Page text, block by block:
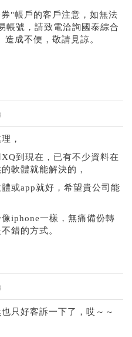
"帳戶的客戶注意，如無法
帳號，請致電洽詢國泰綜合
成不便，敬請見諒。
，
到現在，已有不少資料在
軟體就能解決的，
或app就好，希望貴公司能
iphone一樣，無痛備份轉
錯的方式。
只好客訴一下了，哎～～